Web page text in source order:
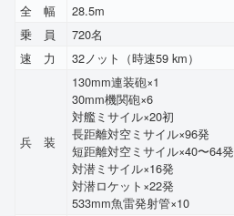
全 幅
28.5m
乗 員
720名
速 力
32ノット（時速59 km）
兵 装
130mm連装砲×1
30mm機関砲×6
対艦ミサイル×20初
長距離対空ミサイル×96発
短距離対空ミサイル×40〜64発
対潜ミサイル×16発
対潜ロケット×22発
533mm魚雷発射管×10